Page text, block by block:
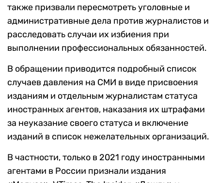
также призвали пересмотреть уголовные и
административные дела против журналистов и
расследовать случаи их избиения при
выполнении профессиональных обязанностей.
В обращении приводится подробный список
случаев давления на СМИ в виде присвоения
изданиям и отдельным журналистам статуса
иностранных агентов, наказания их штрафами
за неуказание своего статуса и включение
изданий в список нежелательных организаций.
В частности, только в 2021 году иностранными
агентами в России признали издания